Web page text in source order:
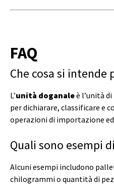
FAQ
Che cosa si intende
L’unità doganaleè l’unità
per dichiarare, classificare e
operazioni di importazione
Quali sono esempi
Alcuni esempi includono
chilogrammi o quantità di